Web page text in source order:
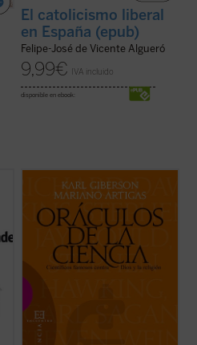
El catolicismo liberal
en España (epub)
Felipe-José de Vicente Algueró
9,99€ IVA incluido
disponible en ebook:
La ciencia forma parte de nuestra
compresión contemporánea del mundo y
de nuestra esperanza en el futuro. Para
algunos ha desplazado a la religión, y los
creyentes deben afrontar los desafíos
planteados por la ciencia. Sin embargo,
pocos tienen ...(ver ficha)